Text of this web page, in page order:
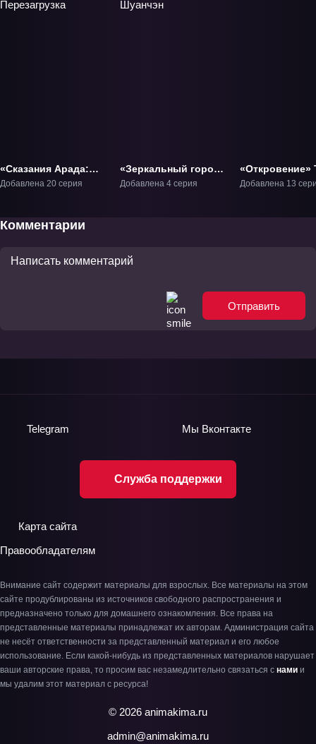
«Сказания Арада:
Перезагрузка» ТВ-1
Добавлена 20 серия
«Зеркальный город
Шуанчэн» ТВ-1
Добавлена 4 серия
«Откровение»
Добавлена 13
Комментарии
Отправить
Служба поддержки
Telegram Мы Вконтакте
Карта сайта
Правообладателям
Внимание сайт содержит материалы для взрослых. Все материалы на этом
сайте продублированы из источников свободного распространения и
предназначено только для домашнего ознакомления. Все права на
представленные материалы принадлежат их авторам. Администрация сайта
не несёт ответственности за представленный материал и его любое
использование. Если какой-нибудь из представленных материалов нарушает
ваши авторские права, то просим вас незамедлительно связаться с нами и
мы удалим этот материал с ресурса!
© 2026 animakima.ru
admin@animakima.ru